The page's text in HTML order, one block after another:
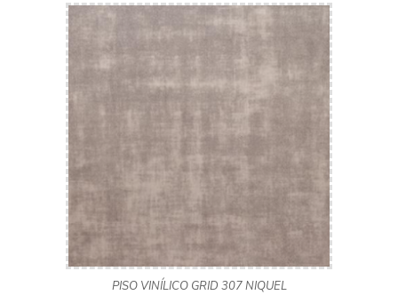
PISO VINÍLICO GRID 307 NIQUEL